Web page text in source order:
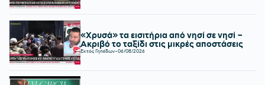
«Χρυσά» τα εισιτήρια από νησί σε νησί –
Ακριβό το ταξίδι στις μικρές αποστάσεις
Εκτός Γηπέδων-06/08/2026